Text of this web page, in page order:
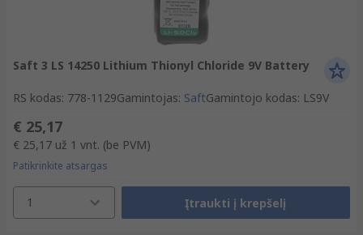
Saft 3 LS 14250 Lithium Thionyl Chloride 9V Battery
RS kodas: 778-1129Gamintojas: SaftGamintojo kodas: LS9V
€ 25,17
€ 25,17 už 1 vnt. (be PVM)
Patikrinkite atsargas
1 Įtraukti į krepšelį